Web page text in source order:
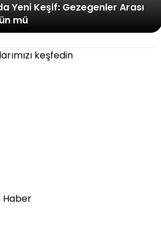
Yeni Keşif: Gezegenler Arası
mü
keşfedin